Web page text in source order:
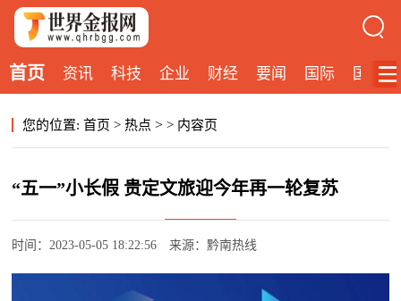
首页 资讯 科技 企业 财经 要闻 国际 国内
您的位置: 首页 > 热点 > > 内容页
“五一”小长假 贵定文旅迎今年再一轮复苏
时间：2023-05-05 18:22:56 来源：黔南热线